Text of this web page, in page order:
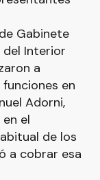
Gabinete
del Interior
a
en
Adorni,
el
de los
a cobrar esa